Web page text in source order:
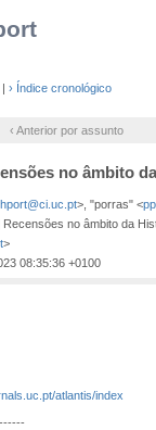
| › Índice cronológico
‹ Anterior por assunto
no âmbito
>, "porras" <
no âmbito da
>
08:35:36 +0100
atlantis/index